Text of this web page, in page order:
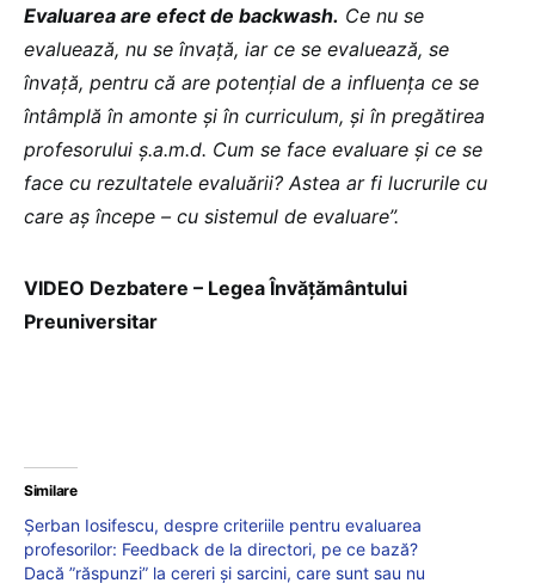
Evaluarea are efect de backwash. Ce nu se
evaluează, nu se învață, iar ce se evaluează, se
învață, pentru că are potențial de a influența ce se
întâmplă în amonte și în curriculum, și în pregătirea
profesorului ș.a.m.d. Cum se face evaluare și ce se
face cu rezultatele evaluării? Astea ar fi lucrurile cu
care aș începe – cu sistemul de evaluare”.
VIDEO Dezbatere – Legea Învățământului
Preuniversitar
Similare
Șerban Iosifescu, despre criteriile pentru evaluarea
profesorilor: Feedback de la directori, pe ce bază?
Dacă ”răspunzi” la cereri și sarcini, care sunt sau nu